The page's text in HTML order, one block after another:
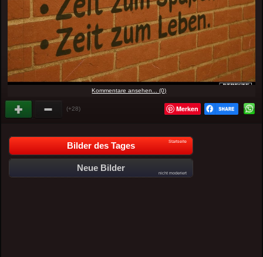
Kommentare ansehen... (0)
(+28) Merken
Bilder des Tages Startseite
Neue Bilder
nicht moderiert